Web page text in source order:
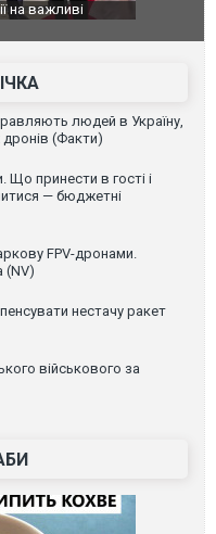
на важливі
"Вони
людей в Україну,
дронів (Факти)
Що принести в гості і
— бюджетні
FPV-дронами.
(NV)
нестачу ракет
військового за